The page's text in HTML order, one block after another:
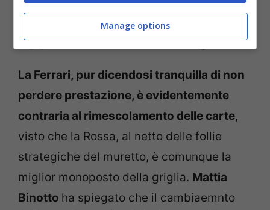
Ferrari, Mattia Binotto si
oppone alle nuove regole
La Ferrari, pur dicendosi tranquilla di non
perdere prestazione, è evidentemente
contraria al rimescolamento delle carte,
visto che la Rossa, al netto delle follie
strategiche del muretto, è comunque la
miglior monoposto della griglia. Mattia
Binotto ha spiegato che il cambiaemnto
Manage options